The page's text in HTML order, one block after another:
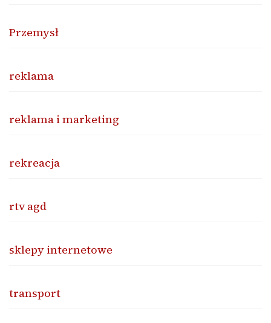
Przemysł
reklama
reklama i marketing
rekreacja
rtv agd
sklepy internetowe
transport